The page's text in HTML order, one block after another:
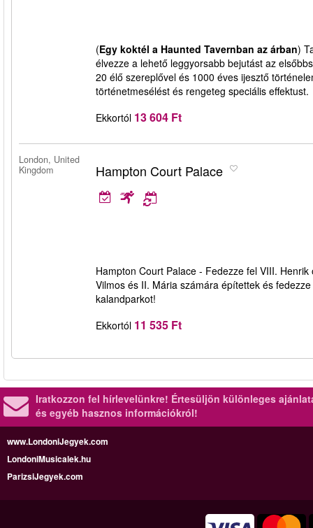
(Egy koktél a Haunted Tavernban az árban)
élvezze a lehető leggyorsabb bejutást az
20 élő szereplővel és 1000 éves ijesztő
történetmesélést és rengeteg speciális effektust.
Ekkortól 13 604 Ft
London, United
Kingdom
Hampton Court Palace
Hampton Court Palace - Fedezze fel VIII.
Vilmos és II. Mária számára építettek és
kalandparkot!
Ekkortól 11 535 Ft
Iratkozzon fel hírlevelünkre! Értesüljön különleges
és egyéb hasznos információkról!
www.LondoniJegyek.com
LondoniMusicalek.hu
ParizsiJegyek.com